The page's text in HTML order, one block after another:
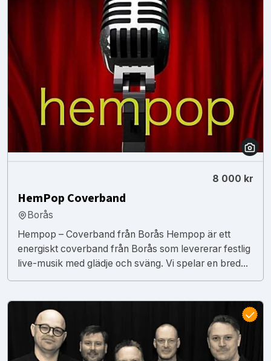
8 000 kr
HemPop Coverband
Borås
Hempop – Coverband från Borås Hempop är ett
energiskt coverband från Borås som levererar festlig
live-musik med glädje och sväng. Vi spelar en bred...